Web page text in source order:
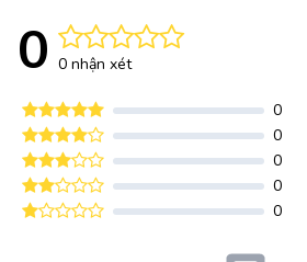
0 0 nhận xét
0
0
0
0
0